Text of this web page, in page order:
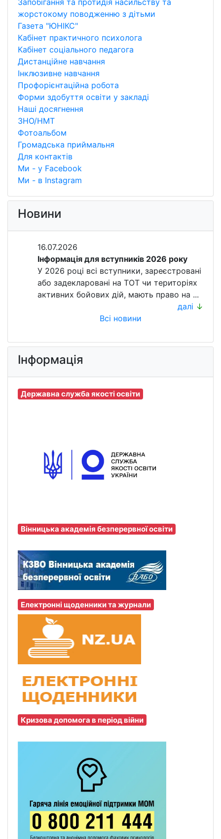
Запобігання та протидія насильству та
жорстокому поводженню з дітьми
Газета "ЮНІКС"
Кабінет практичного психолога
Кабінет соціального педагога
Дистанційне навчання
Інклюзивне навчання
Профорієнтаційна робота
Форми здобуття освіти у закладі
Наші досягнення
ЗНО/НМТ
Фотоальбом
Громадська приймальня
Для контактів
Ми - у Facebook
Ми - в Instagram
Новини
16.07.2026
Інформація для вступників 2026 року
У 2026 році всі вступники, зареєстровані
або задекларовані на ТОТ чи територіях
активних бойових дій, мають право на ...
далі ↓
Всі новини
Інформація
Державна служба якості освіти
Вінницька академія безперервної освіти
Електронні щоденники та журнали
Кризова допомога в період війни